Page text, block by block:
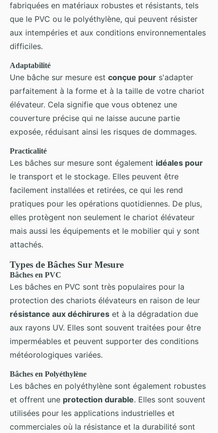
fabriquées en matériaux robustes et résistants, tels
que le PVC ou le polyéthylène, qui peuvent résister
aux intempéries et aux conditions environnementales
difficiles.
Adaptabilité
Une bâche sur mesure est conçue pour s'adapter
parfaitement à la forme et à la taille de votre chariot
élévateur. Cela signifie que vous obtenez une
couverture précise qui ne laisse aucune partie
exposée, réduisant ainsi les risques de dommages.
Practicalité
Les bâches sur mesure sont également idéales pour
le transport et le stockage. Elles peuvent être
facilement installées et retirées, ce qui les rend
pratiques pour les opérations quotidiennes. De plus,
elles protègent non seulement le chariot élévateur
mais aussi les équipements et le mobilier qui y sont
attachés.
Types de Bâches Sur Mesure
Bâches en PVC
Les bâches en PVC sont très populaires pour la
protection des chariots élévateurs en raison de leur
résistance aux déchirures et à la dégradation due
aux rayons UV. Elles sont souvent traitées pour être
imperméables et peuvent supporter des conditions
météorologiques variées.
Bâches en Polyéthylène
Les bâches en polyéthylène sont également robustes
et offrent une protection durable. Elles sont souvent
utilisées pour les applications industrielles et
commerciales où la résistance et la durabilité sont